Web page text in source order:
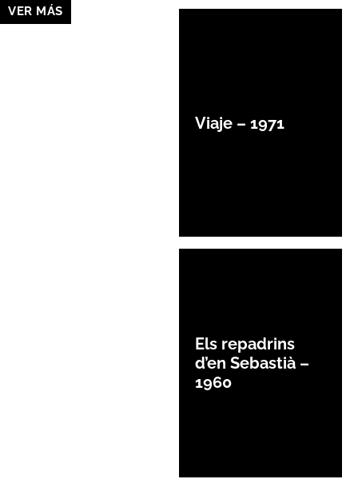
VER MÁS
Viaje – 1971
Els repadrins
d’en Sebastià –
1960